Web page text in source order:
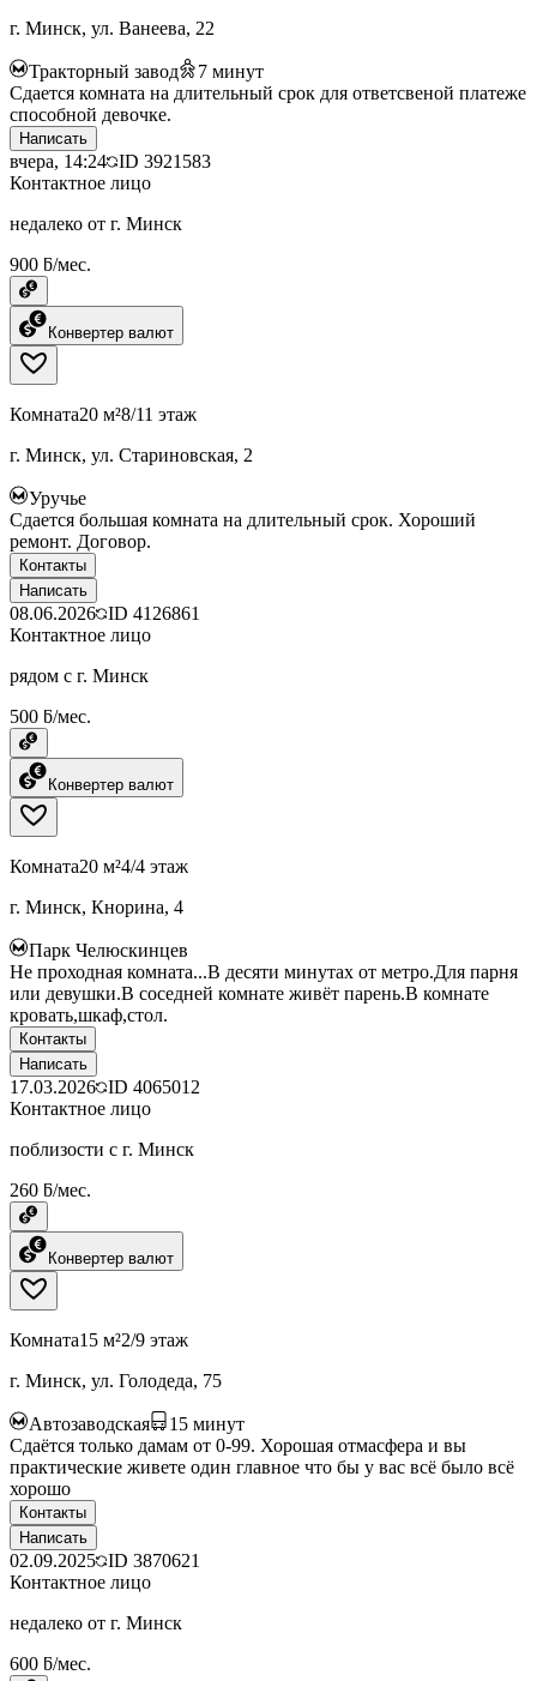
г. Минск, ул. Ванеева, 22
Тракторный завод 7 минут
Сдается комната на длительный срок для ответсвеной платеже
способной девочке.
Написать
вчера, 14:24 ID 3921583
Контактное лицо
недалеко от г. Минск
900 ƃ/мес.
Конвертер валют
Комната20 м²8/11 этаж
г. Минск, ул. Стариновская, 2
Уручье
Сдается большая комната на длительный срок. Хороший
ремонт. Договор.
Контакты
Написать
08.06.2026 ID 4126861
Контактное лицо
рядом с г. Минск
500 ƃ/мес.
Конвертер валют
Комната20 м²4/4 этаж
г. Минск, Кнорина, 4
Парк Челюскинцев
Не проходная комната...В десяти минутах от метро.Для парня
или девушки.В соседней комнате живёт парень.В комнате
кровать,шкаф,стол.
Контакты
Написать
17.03.2026 ID 4065012
Контактное лицо
поблизости с г. Минск
260 ƃ/мес.
Конвертер валют
Комната15 м²2/9 этаж
г. Минск, ул. Голодеда, 75
Автозаводская 15 минут
Сдаётся только дамам от 0-99. Хорошая отмасфера и вы
практические живете один главное что бы у вас всё было всё
хорошо
Контакты
Написать
02.09.2025 ID 3870621
Контактное лицо
недалеко от г. Минск
600 ƃ/мес.